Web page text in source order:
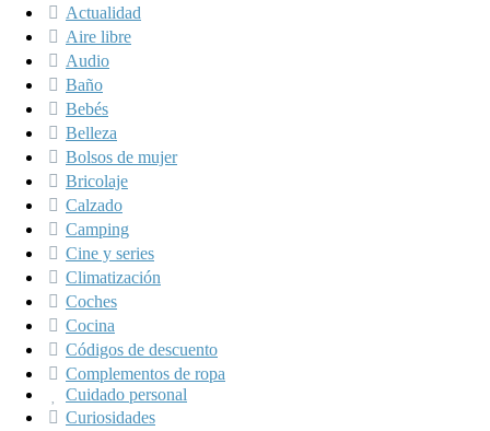
Actualidad
Aire libre
Audio
Baño
Bebés
Belleza
Bolsos de mujer
Bricolaje
Calzado
Camping
Cine y series
Climatización
Coches
Cocina
Códigos de descuento
Complementos de ropa
Cuidado personal
Curiosidades